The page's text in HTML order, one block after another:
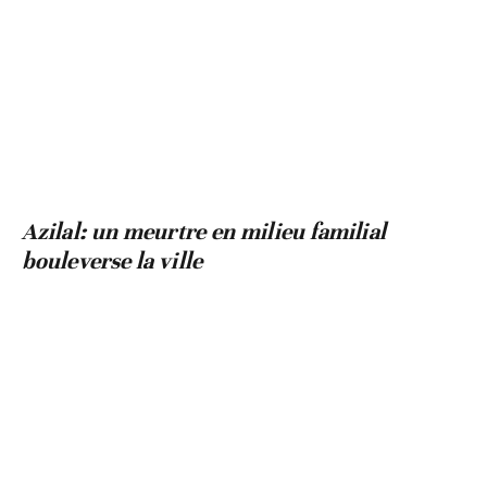
Azilal: un meurtre en milieu familial
bouleverse la ville